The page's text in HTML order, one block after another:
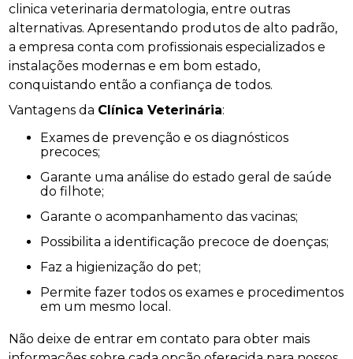
clinica veterinaria dermatologia, entre outras
alternativas. Apresentando produtos de alto padrão,
a empresa conta com profissionais especializados e
instalações modernas e em bom estado,
conquistando então a confiança de todos.
Vantagens da Clínica Veterinária:
Exames de prevenção e os diagnósticos
precoces;
Garante uma análise do estado geral de saúde
do filhote;
Garante o acompanhamento das vacinas;
Possibilita a identificação precoce de doenças;
Faz a higienização do pet;
Permite fazer todos os exames e procedimentos
em um mesmo local.
Não deixe de entrar em contato para obter mais